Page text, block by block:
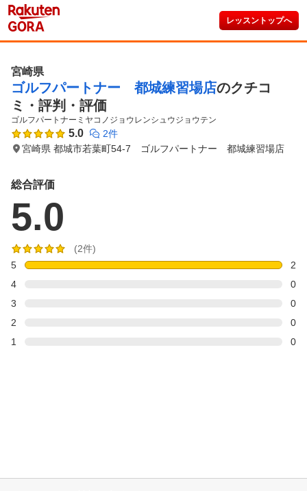
レッスントップへ
宮崎県
ゴルフパートナー 都城練習場店のクチコ
ミ・評判・評価
ゴルフパートナーミヤコノジョウレンシュウジョウテン
5.0
2件
宮崎県 都城市若葉町54-7 ゴルフパートナー 都城練習場店
総合評価
5.0
(2件)
5
2
4
0
3
0
2
0
1
0